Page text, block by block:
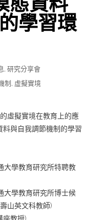
學習環
, 研究分享會
制 , 虛擬實境
虛擬實境在教育上的應
料與自我調節機制的學習
大學教育研究所特聘教
大學教育研究所博士候
山英文科教師)